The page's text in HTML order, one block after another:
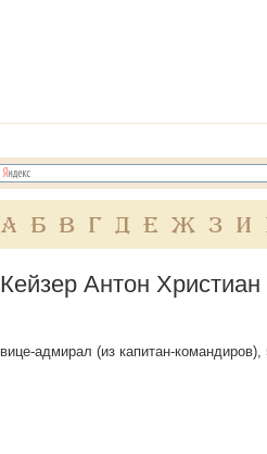
А Б В Г Д Е Ж З И
Кейзер Антон Христиан
вице-адмирал (из капитан-